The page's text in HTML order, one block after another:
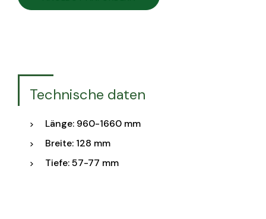
Technische daten
Länge: 960-1660 mm
Breite: 128 mm
Tiefe: 57-77 mm